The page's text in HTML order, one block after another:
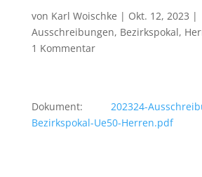
von Karl Woischke | Okt. 12, 2023 |
Ausschreibungen, Bezirkspokal,
1 Kommentar
Dokument:
202324-
Bezirkspokal-Ue50-Herren.pdf